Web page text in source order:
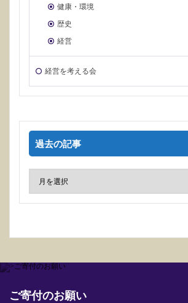
健康・環境
歴史
経営
経営を考える会
過去の記事
ご寄付のお願い